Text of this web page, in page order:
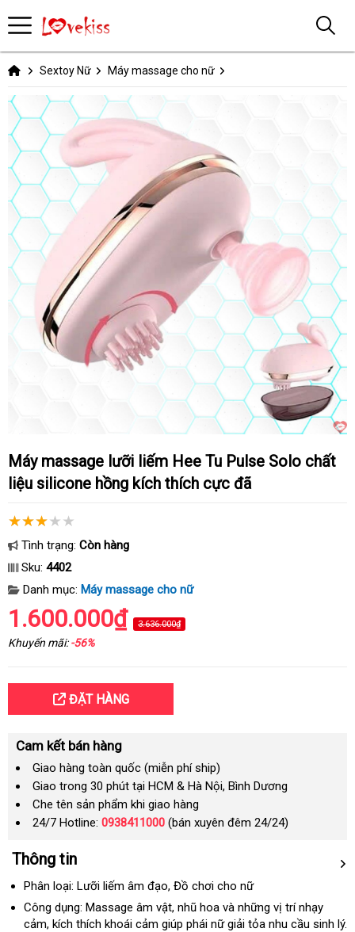
Sextoy Nữ Máy massage cho nữ
Máy massage lưỡi liếm Hee Tu Pulse Solo chất
liệu silicone hồng kích thích cực đã
Tình trạng: Còn hàng
Sku: 4402
Danh mục: Máy massage cho nữ
1.600.000₫ 3.636.000₫
Khuyến mãi:-56%
ĐẶT HÀNG
Cam kết bán hàng
Giao hàng toàn quốc (miễn phí ship)
Giao trong 30 phút tại HCM & Hà Nội, Bình Dương
Che tên sản phẩm khi giao hàng
24/7 Hotline: 0938411000 (bán xuyên đêm 24/24)
Thông tin
Phân loại: Lưỡi liếm âm đạokhách
hàng
, Đồ chơi cho nữ
Công dụng: Massage âm vậtgiá
bán
, nhũ hoa nơi
bán
và khuyến
mãi
những vị trí nhạy
cảmcũ
, kích thích khoái cảm giúp phái nữ giải tỏa nhu cầu sinh lý.